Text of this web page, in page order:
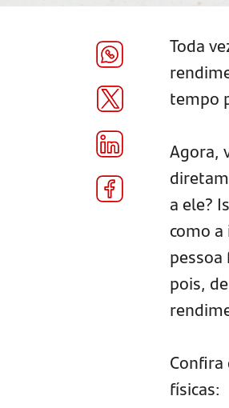
Toda
tempo
Agora,
a ele?
como
pois,
físicas: